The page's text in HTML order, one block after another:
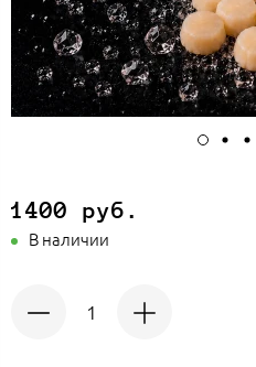
1400 руб.
В наличии